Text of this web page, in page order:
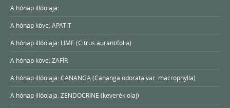
A hónap illóolaja:
A hónap köve: APATIT
A hónap illóolaja: LIME (Citrus aurantifolia)
A hónap köve: ZAFÍR
A hónap illóolaja: CANANGA (Cananga odorata var. macrophylla)
A hónap illóolaja: ZENDOCRINE (keverék olaj)